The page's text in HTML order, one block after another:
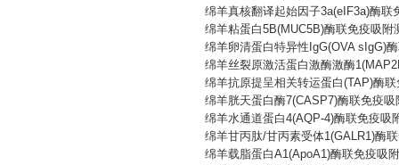
绵羊真核翻译起始因子3a(eIF3a)酶
绵羊粘蛋白5B(MUC5B)酶联免疫吸附
绵羊卵清蛋白特异性 IgG(OVA sIgG)
绵羊丝裂原激活蛋白激酶激酶
绵羊抗原提呈相关转运蛋白(TAP)酶
绵羊胱天蛋白酶7(CASP7)酶联免疫
绵羊水通道蛋白4(AQP-4)酶联免疫吸
绵羊甘丙肽/甘丙素受体1(GALR1)酶
绵羊载脂蛋白A1(ApoA1)酶联免疫吸